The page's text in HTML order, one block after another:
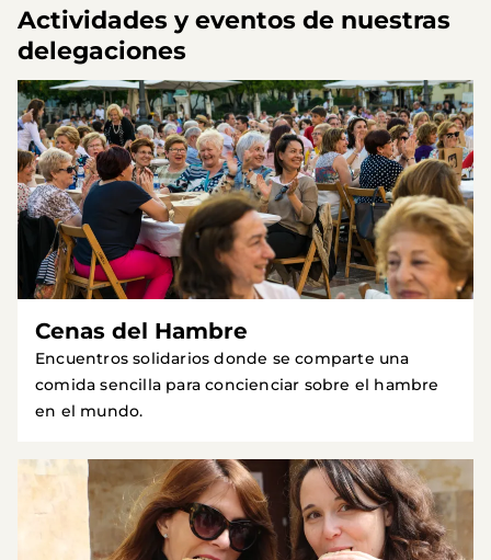
Actividades y eventos de nuestras
delegaciones
Cenas del Hambre
Encuentros solidarios donde se comparte una
comida sencilla para concienciar sobre el hambre
en el mundo.